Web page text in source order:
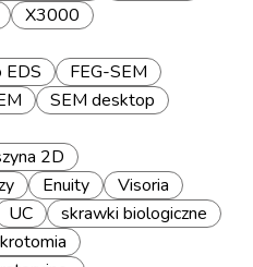
X3000
EDS
FEG-SEM
SEM desktop
2D
Enuity
Visoria
UC
skrawki biologiczne